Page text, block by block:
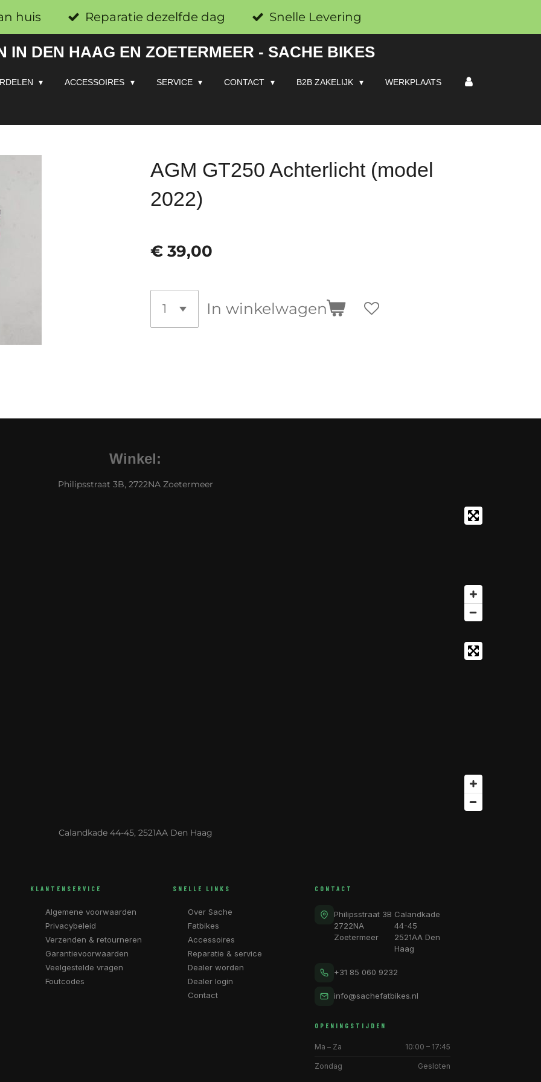
huis Reparatie dezelfde dag Snelle Levering
IN DEN HAAG EN ZOETERMEER - SACHE BIKES
ACCESSOIRES SERVICE CONTACT B2B ZAKELIJK WERKPLAATS
AGM GT250 Achterlicht (model
2022)
€ 39,00
In winkelwagen
Winkel:
Philipsstraat 3B, 2722NA Zoetermeer
Calandkade 44-45, 2521AA Den Haag
KLANTENSERVICE
Algemene voorwaarden
Privacybeleid
Verzenden & retourneren
Garantievoorwaarden
Veelgestelde vragen
Foutcodes
SNELLE LINKS
Over Sache
Fatbikes
Accessoires
Reparatie & service
Dealer worden
Dealer login
Contact
CONTACT
Philipsstraat 3B
2722NA
Zoetermeer
Calandkade
44-45
2521AA Den
Haag
+31 85 060 9232
info@sachefatbikes.nl
OPENINGSTIJDEN
Ma – Za 10:00 – 17:45
Zondag Gesloten